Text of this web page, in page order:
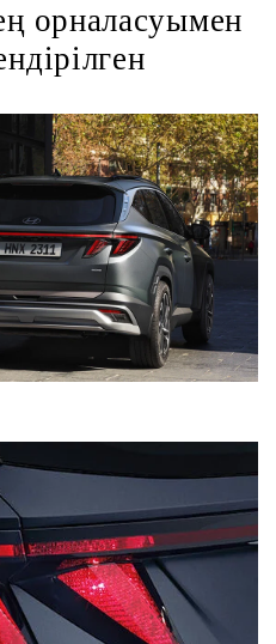
орналасуымен